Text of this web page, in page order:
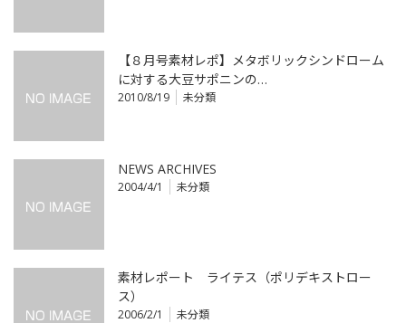
【８月号素材レポ】メタボリックシンドローム
に対する大豆サポニンの…
2010/8/19 未分類
NEWS ARCHIVES
2004/4/1 未分類
素材レポート ライテス（ポリデキストロー
ス）
2006/2/1 未分類